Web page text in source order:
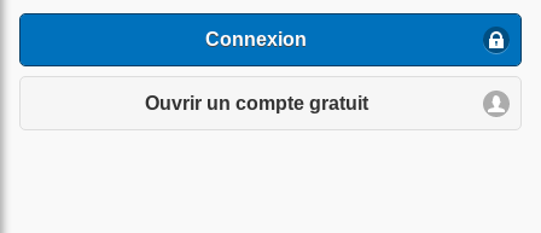
Connexion
Ouvrir un compte gratuit